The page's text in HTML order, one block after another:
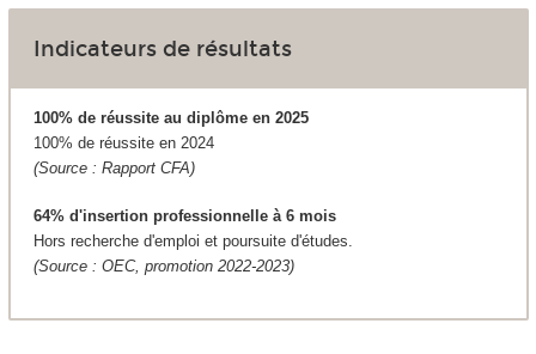
Indicateurs de résultats
100% de réussite au diplôme en 2025
100% de réussite en 2024
(Source : Rapport CFA)
64% d'insertion professionnelle à 6 mois
Hors recherche d'emploi et poursuite d'études.
(Source : OEC, promotion 2022-2023)